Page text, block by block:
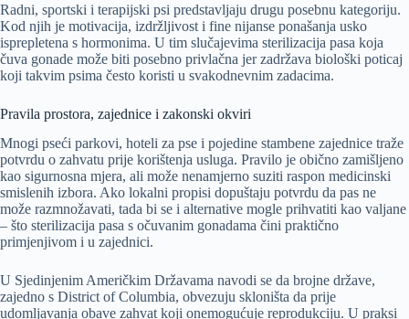
Radni, sportski i terapijski psi predstavljaju drugu posebnu kategoriju.
Kod njih je motivacija, izdržljivost i fine nijanse ponašanja usko
isprepletena s hormonima. U tim slučajevima sterilizacija pasa koja
čuva gonade može biti posebno privlačna jer zadržava biološki poticaj
koji takvim psima često koristi u svakodnevnim zadacima.
Pravila prostora, zajednice i zakonski okviri
Mnogi pseći parkovi, hoteli za pse i pojedine stambene zajednice traže
potvrdu o zahvatu prije korištenja usluga. Pravilo je obično zamišljeno
kao sigurnosna mjera, ali može nenamjerno suziti raspon medicinski
smislenih izbora. Ako lokalni propisi dopuštaju potvrdu da pas ne
može razmnožavati, tada bi se i alternative mogle prihvatiti kao valjane
– što sterilizacija pasa s očuvanim gonadama čini praktično
primjenjivom i u zajednici.
U Sjedinjenim Američkim Državama navodi se da brojne države,
zajedno s District of Columbia, obvezuju skloništa da prije
udomljavanja obave zahvat koji onemogućuje reprodukciju. U praksi